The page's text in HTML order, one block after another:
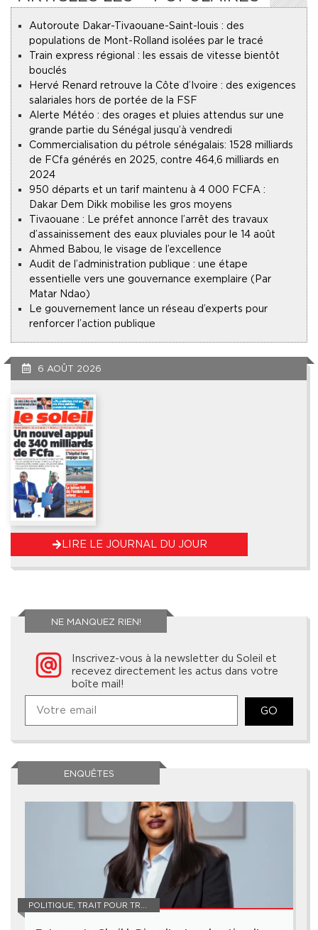
Autoroute Dakar-Tivaouane-Saint-louis : des
populations de Mont-Rolland isolées par le tracé
Train express régional : les essais de vitesse bientôt
bouclés
Hervé Renard retrouve la Côte d’Ivoire : des exigences
salariales hors de portée de la FSF
Alerte Météo : des orages et pluies attendus sur une
grande partie du Sénégal jusqu’à vendredi
Commercialisation du pétrole sénégalais : 1528 milliards
de FCfa générés en 2025, contre 464,6 milliards en
2024
950 départs et un tarif maintenu à 4 000 FCFA :
Dakar Dem Dikk mobilise les gros moyens
Tivaouane : Le préfet annonce l’arrêt des travaux
d’assainissement des eaux pluviales pour le 14 août
Ahmed Babou, le visage de l’excellence
Audit de l’administration publique : une étape
essentielle vers une gouvernance exemplaire (Par
Matar Ndao)
Le gouvernement lance un réseau d’experts pour
renforcer l’action publique
6 AOÛT 2026
LIRE LE JOURNAL DU JOUR
NE MANQUEZ RIEN!
Inscrivez-vous à la newsletter du Soleil et
recevez directement les actus dans votre
boîte mail!
GO
ENQUÊTES
POLITIQUE TRAIT POUR TRAIT